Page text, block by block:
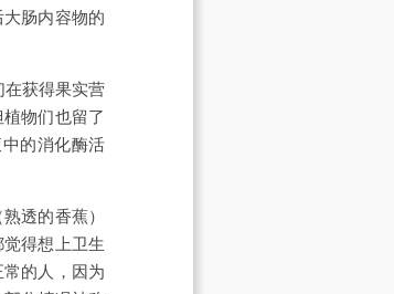
肠内容物的
在获得果实营
物们也留了
的消化酶活
透的香蕉）
得想上卫生
的人，因为